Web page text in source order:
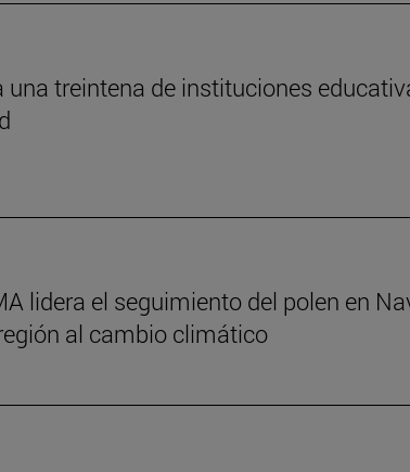
una treintena de instituciones
lidera el seguimiento del polen en
al cambio climático